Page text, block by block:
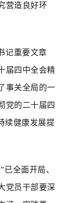
营造良好环
记重要文章
届四中全会精
事关全局的一
党的二十届四
续健康发展提
全面开局、
党员干部要深